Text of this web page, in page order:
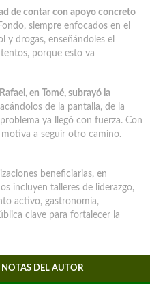
de contar con apoyo concreto
siempre enfocados en el
y drogas, enseñándoles el
porque esto va
en Tomé, subrayó la
de la pantalla, de la
ya llegó con fuerza. Con
a seguir otro camino.
beneficiarias, en
incluyen talleres de liderazgo,
activo, gastronomía,
clave para fortalecer la
NOTAS DEL AUTOR